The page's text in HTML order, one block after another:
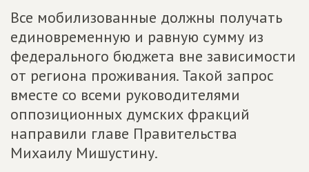
Все мобилизованные должны получать
единовременную и равную сумму из
федерального бюджета вне зависимости
от региона проживания. Такой запрос
вместе со всеми руководителями
оппозиционных думских фракций
направили главе Правительства
Михаилу Мишустину.